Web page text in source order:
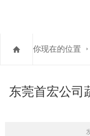
你现在的位置
东莞首宏公司